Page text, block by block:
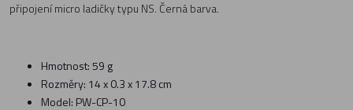
připojení micro ladičky typu NS. Černá barva.
Hmotnost: 59 g
Rozměry: 14 x 0.3 x 17.8 cm
Model: PW-CP-10